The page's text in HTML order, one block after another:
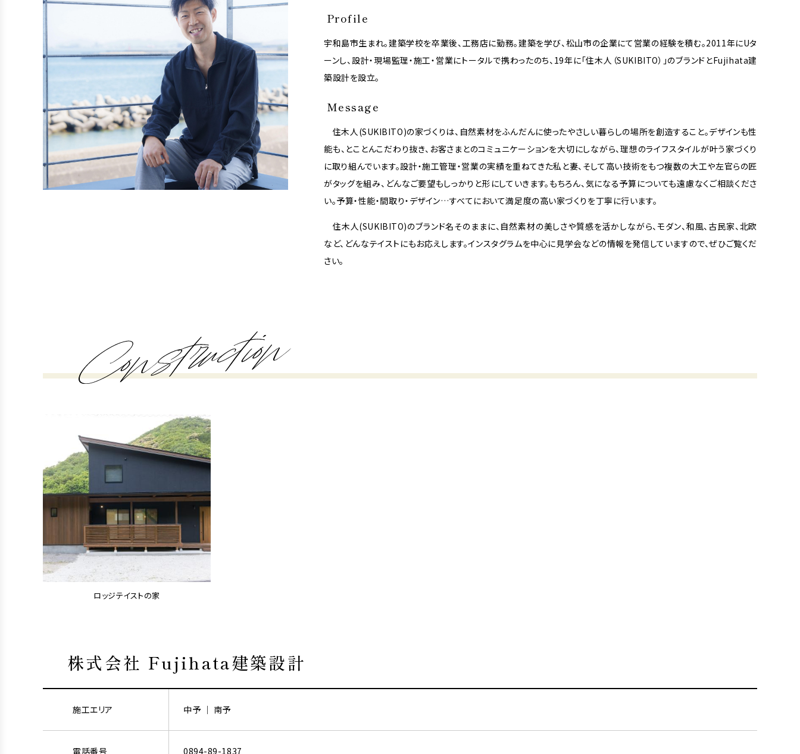
Profile
宇和島市生まれ。建築学校を卒業後、工務店に勤務。建築を学び、松山市の企業にて営業の経験を積む。2011年にUタ
ーンし、設計・現場監理・施工・営業にトータルで携わったのち、19年に「住木人（SUKIBITO）」のブランドとFujihata建
築設計を設立。
Message
住木人(SUKIBITO)の家づくりは、自然素材をふんだんに使ったやさしい暮らしの場所を創造すること。デザインも性
能も、とことんこだわり抜き、お客さまとのコミュニケーションを大切にしながら、理想のライフスタイルが叶う家づくり
に取り組んでいます。設計・施工管理・営業の実績を重ねてきた私と妻、そして高い技術をもつ複数の大工や左官らの匠
がタッグを組み、どんなご要望もしっかりと形にしていきます。もちろん、気になる予算についても遠慮なくご相談くださ
い。予算・性能・間取り・デザイン…すべてにおいて満足度の高い家づくりを丁寧に行います。
住木人(SUKIBITO)のブランド名そのままに、自然素材の美しさや質感を活かしながら、モダン、和風、古民家、北欧
など、どんなテイストにもお応えします。インスタグラムを中心に見学会などの情報を発信していますので、ぜひご覧くだ
さい。
ロッジテイストの家
株式会社 Fujihata建築設計
施工エリア 中予 ｜ 南予
電話番号 0894-89-1837